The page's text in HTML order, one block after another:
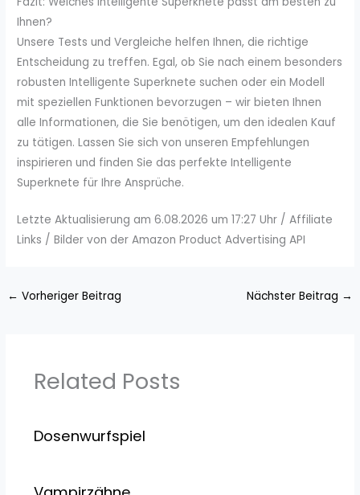
Ihnen?
Unsere Tests und Vergleiche helfen Ihnen, die richtige
Entscheidung zu treffen. Egal, ob Sie nach einem besonders
robusten Intelligente Superknete suchen oder ein Modell
mit speziellen Funktionen bevorzugen – wir bieten Ihnen
alle Informationen, die Sie benötigen, um den idealen Kauf
zu tätigen. Lassen Sie sich von unseren Empfehlungen
inspirieren und finden Sie das perfekte Intelligente
Superknete für Ihre Ansprüche.
Letzte Aktualisierung am 6.08.2026 um 17:27 Uhr / Affiliate
Links / Bilder von der Amazon Product Advertising API
← Vorheriger Beitrag Nächster Beitrag →
Related Posts
Dosenwurfspiel